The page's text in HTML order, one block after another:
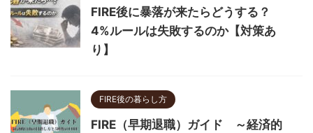
FIRE後に暴落が来たらどうする？
4%ルールは失敗するのか【対策あ
り】
FIRE後の暮らし方
FIRE（早期退職）ガイド ～経済的